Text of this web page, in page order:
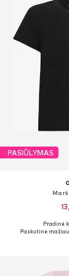
PASIŪLYMAS
Galimi
Pradinė
Paskutinė